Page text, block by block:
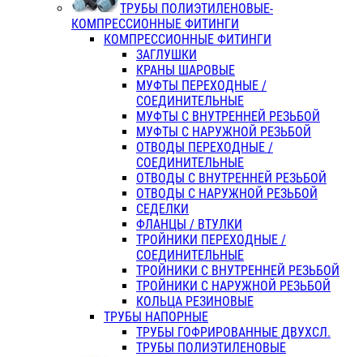
ТРУБЫ ПОЛИЭТИЛЕНОВЫЕ-
КОМПРЕССИОННЫЕ ФИТИНГИ
КОМПРЕССИОННЫЕ ФИТИНГИ
ЗАГЛУШКИ
КРАНЫ ШАРОВЫЕ
МУФТЫ ПЕРЕХОДНЫЕ /
СОЕДИНИТЕЛЬНЫЕ
МУФТЫ С ВНУТРЕННЕЙ РЕЗЬБОЙ
МУФТЫ С НАРУЖНОЙ РЕЗЬБОЙ
ОТВОДЫ ПЕРЕХОДНЫЕ /
СОЕДИНИТЕЛЬНЫЕ
ОТВОДЫ С ВНУТРЕННЕЙ РЕЗЬБОЙ
ОТВОДЫ С НАРУЖНОЙ РЕЗЬБОЙ
СЕДЕЛКИ
ФЛАНЦЫ / ВТУЛКИ
ТРОЙНИКИ ПЕРЕХОДНЫЕ /
СОЕДИНИТЕЛЬНЫЕ
ТРОЙНИКИ С ВНУТРЕННЕЙ РЕЗЬБОЙ
ТРОЙНИКИ С НАРУЖНОЙ РЕЗЬБОЙ
КОЛЬЦА РЕЗИНОВЫЕ
ТРУБЫ НАПОРНЫЕ
ТРУБЫ ГОФРИРОВАННЫЕ ДВУХСЛ.
ТРУБЫ ПОЛИЭТИЛЕНОВЫЕ